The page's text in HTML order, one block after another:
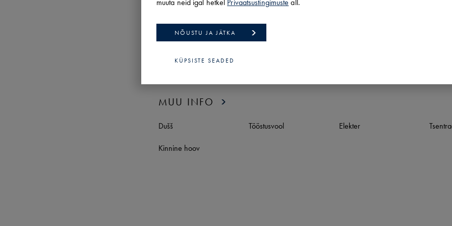
muuta neid igal hetkel Privaatsustingimuste all.
NÕUSTU JA JÄTKA
KÜPSISTE SEADED
TEHING KORRUS
MUU INFO
Dušš Tööstusvool Elekter
Kinnine hoov